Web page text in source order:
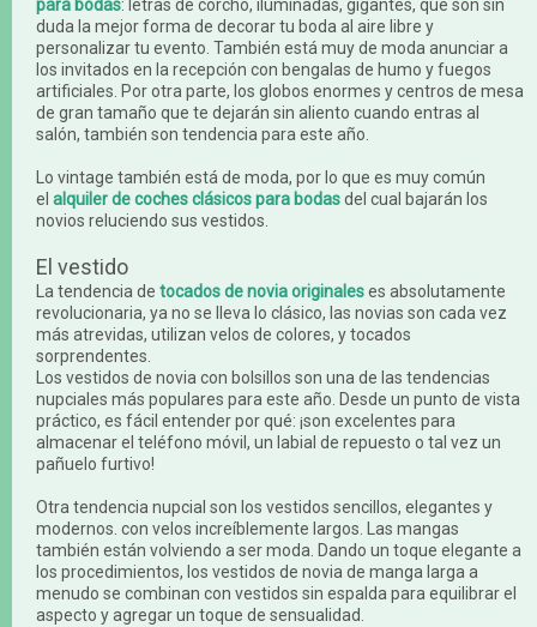
para bodas: letras de corcho, iluminadas, gigantes, que son sin
duda la mejor forma de decorar tu boda al aire libre y
personalizar tu evento. También está muy de moda anunciar a
los invitados en la recepción con bengalas de humo y fuegos
artificiales. Por otra parte, los globos enormes y centros de mesa
de gran tamaño que te dejarán sin aliento cuando entras al
salón, también son tendencia para este año.
Lo vintage también está de moda, por lo que es muy común
el alquiler de coches clásicos para bodasdel cual bajarán los
novios reluciendo sus vestidos.
El vestido
La tendencia de tocados de novia originaleses absolutamente
revolucionaria, ya no se lleva lo clásico, las novias son cada vez
más atrevidas, utilizan velos de colores, y tocados
sorprendentes.
Los vestidos de novia con bolsillos son una de las tendencias
nupciales más populares para este año. Desde un punto de vista
práctico, es fácil entender por qué: ¡son excelentes para
almacenar el teléfono móvil, un labial de repuesto o tal vez un
pañuelo furtivo!
Otra tendencia nupcial son los vestidos sencillos, elegantes y
modernos. con velos increíblemente largos. Las mangas
también están volviendo a ser moda. Dando un toque elegante a
los procedimientos, los vestidos de novia de manga larga a
menudo se combinan con vestidos sin espalda para equilibrar el
aspecto y agregar un toque de sensualidad.